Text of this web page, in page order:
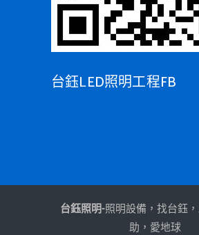
台鈺LED照明工程FB
台鈺照明-照明設備，找台鈺
助，愛地球